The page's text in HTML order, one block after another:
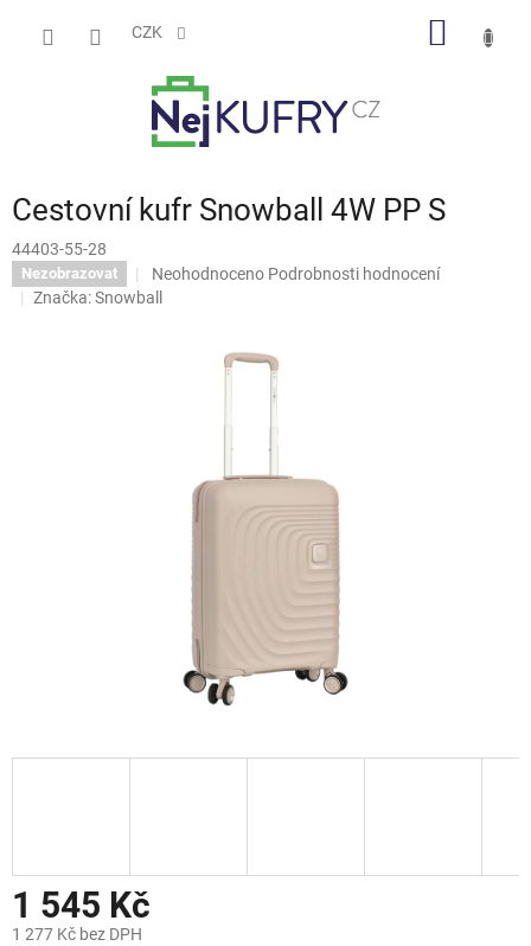
CZK
Cestovní kufr Snowball 4W PP S
44403-55-28
Nezobrazovat
Průměrné
hodnocení
hvězdiček.
Neohodnoceno Podrobnosti hodnocení
Značka:Snowball
1 545 Kč
1 277 Kč bez DPH